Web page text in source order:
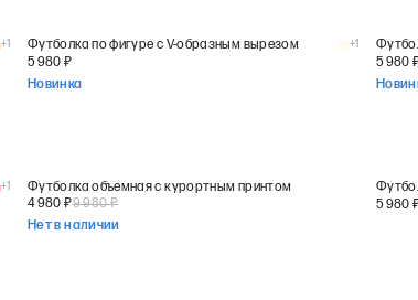
+1
Футболка по фигуре с V-образным вырезом
5 980 ₽
Новинка
+1
5 980
+1
Футболка объемная с курортным принтом
4 980 ₽9 980₽
Нет в наличии
5 980